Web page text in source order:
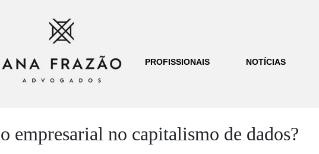
PROFISSIONAIS NOTÍCIAS
empresarial no capitalismo de dados?